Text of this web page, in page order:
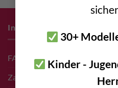
30+
Kinder -
Infos zum Einkauf
FAQ
Zahlungsarten